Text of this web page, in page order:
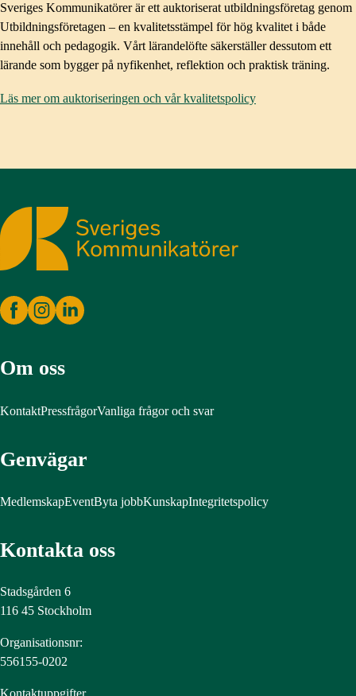
Sveriges Kommunikatörer är ett auktoriserat utbildningsföretag genom
Utbildningsföretagen – en kvalitetsstämpel för hög kvalitet i både
innehåll och pedagogik. Vårt lärandelöfte säkerställer dessutom ett
lärande som bygger på nyfikenhet, reflektion och praktisk träning.
Läs mer om auktoriseringen och vår kvalitetspolicy
Sveriges Kommunikatörer
Om oss
KontaktPressfrågorVanliga frågor och svar
Genvägar
MedlemskapEventByta jobbKunskapIntegritetspolicy
Kontakta oss
Stadsgården 6
116 45 Stockholm
Organisationsnr:
556155-0202
Kontaktuppgifter